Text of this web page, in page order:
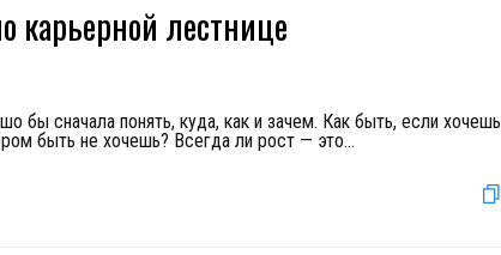
карьерной лестнице
бы сначала понять, куда, как и зачем. Как быть, если хочешь
быть не хочешь? Всегда ли рост — это...